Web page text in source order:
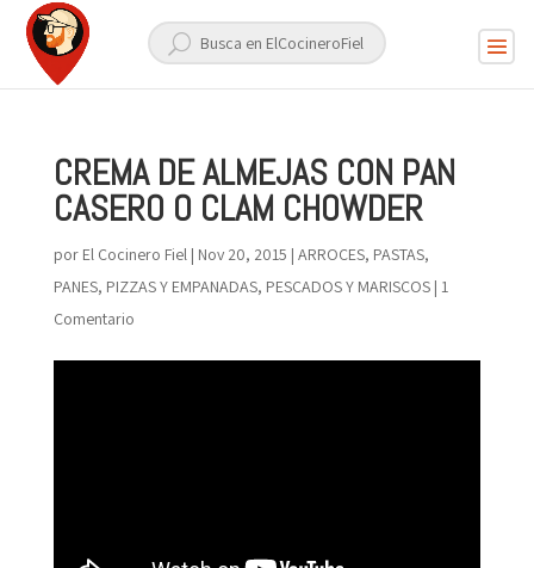
CREMA DE ALMEJAS CON PAN
CASERO O CLAM CHOWDER
por El Cocinero Fiel| Nov 20, 2015 | ARROCES, PASTAS,
PANES, PIZZAS Y EMPANADAS, PESCADOS Y MARISCOS| 1
Comentario